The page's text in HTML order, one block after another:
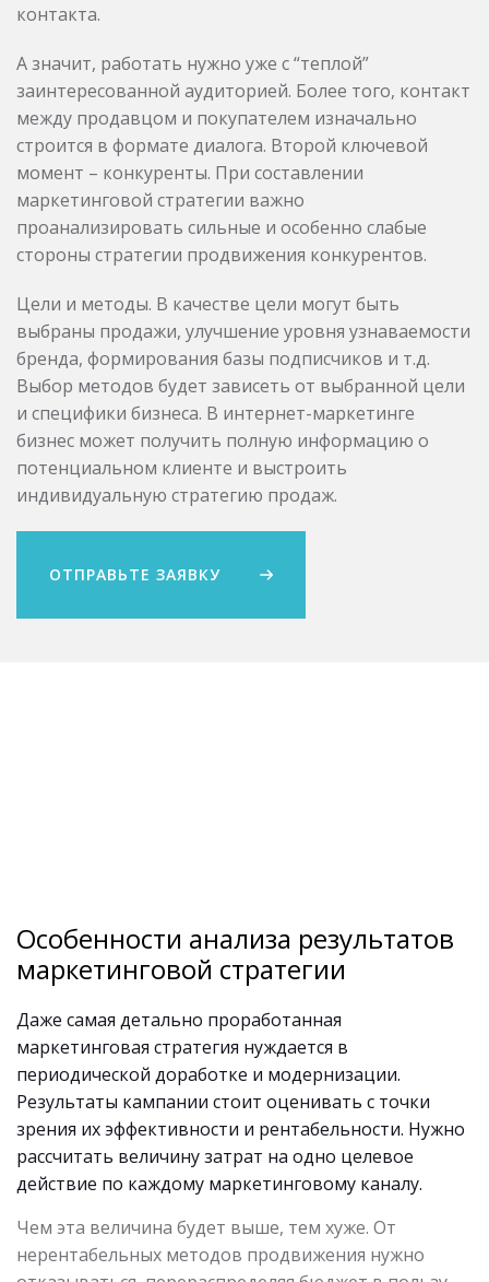
контакта.
А значит, работать нужно уже с “теплой”
заинтересованной аудиторией. Более того, контакт
между продавцом и покупателем изначально
строится в формате диалога. Второй ключевой
момент – конкуренты. При составлении
маркетинговой стратегии важно
проанализировать сильные и особенно слабые
стороны стратегии продвижения конкурентов.
Цели и методы. В качестве цели могут быть
выбраны продажи, улучшение уровня узнаваемости
бренда, формирования базы подписчиков и т.д.
Выбор методов будет зависеть от выбранной цели
и специфики бизнеса. В интернет-маркетинге
бизнес может получить полную информацию о
потенциальном клиенте и выстроить
индивидуальную стратегию продаж.
ОТПРАВЬТЕ ЗАЯВКУ
Особенности анализа результатов
маркетинговой стратегии
Даже самая детально проработанная
маркетинговая стратегия нуждается в
периодической доработке и модернизации.
Результаты кампании стоит оценивать с точки
зрения их эффективности и рентабельности. Нужно
рассчитать величину затрат на одно целевое
действие по каждому маркетинговому каналу.
Чем эта величина будет выше, тем хуже. От
нерентабельных методов продвижения нужно